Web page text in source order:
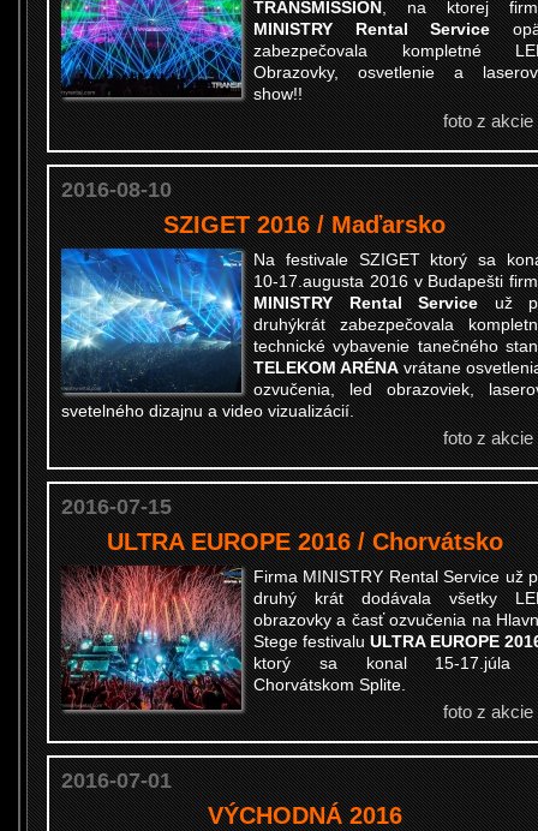
TRANSMISSION, na ktorej
MINISTRY Rental Service
zabezpečovala kompletné
Obrazovky, osvetlenie a
show!!
foto z akcie
2016-08-10
SZIGET 2016 / Maďarsko
Na festivale SZIGET ktorý sa
10-17.augusta 2016 v Budapešti
MINISTRY Rental Serviceuž
druhýkrát zabezpečovala
technické vybavenie tanečného
TELEKOM ARÉNAvrátane
ozvučenia, led obrazoviek,
svetelného dizajnu a video vizualizácií.
foto z akcie
2016-07-15
ULTRA EUROPE 2016 / Chorvátsko
Firma MINISTRY Rental Service už
druhý krát dodávala všetky
obrazovky a časť ozvučenia na
Stege festivaluULTRA EUROPE
ktorý sa konal 15-17.júla
Chorvátskom Splite.
foto z akcie
2016-07-01
VÝCHODNÁ 2016